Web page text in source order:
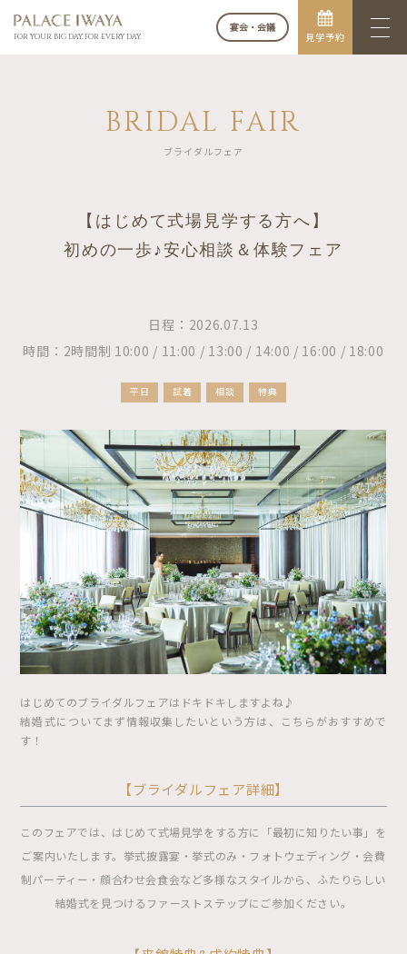
FOR YOUR BIG DAY. FOR EVERY DAY.
宴会・会議
見学予約
BRIDAL FAIR
ブライダルフェア
【はじめて式場見学する方へ】
初めの一歩♪安心相談＆体験フェア
日程：2026.07.13
時間：2時間制 10:00 / 11:00 / 13:00 / 14:00 / 16:00 / 18:00
平日 試着 相談 特典
はじめてのブライダルフェアはドキドキしますよね♪
結婚式についてまず情報収集したいという方は、こちらがおすすめで
す！
【ブライダルフェア詳細】
このフェアでは、はじめて式場見学をする方に「最初に知りたい事」を
ご案内いたします。挙式披露宴・挙式のみ・フォトウェディング・会費
制パーティー・顔合わせ会食会など多様なスタイルから、ふたりらしい
結婚式を見つけるファーストステップにご参加ください。